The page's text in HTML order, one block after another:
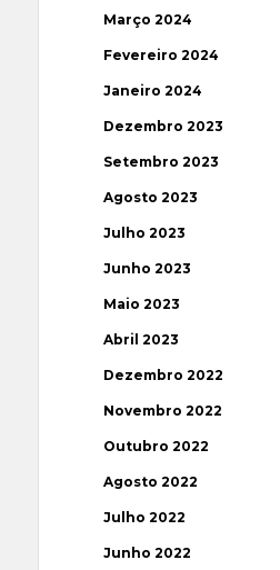
Março 2024
Fevereiro 2024
Janeiro 2024
Dezembro 2023
Setembro 2023
Agosto 2023
Julho 2023
Junho 2023
Maio 2023
Abril 2023
Dezembro 2022
Novembro 2022
Outubro 2022
Agosto 2022
Julho 2022
Junho 2022